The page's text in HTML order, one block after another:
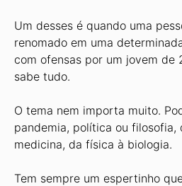
Um desses é quando uma
renomado em uma
com ofensas por um jovem de
sabe tudo.
O tema nem importa muito.
pandemia, política ou filosofia,
medicina, da física à biologia.
Tem sempre um espertinho